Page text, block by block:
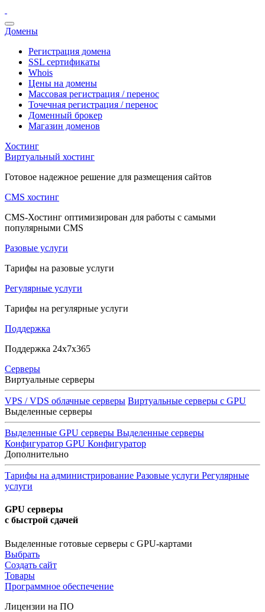
Домены
Регистрация домена
SSL сертификаты
Whois
Цены на домены
Массовая регистрация / перенос
Точечная регистрация / перенос
Доменный брокер
Магазин доменов
Хостинг
Виртуальный хостинг
Готовое надежное решение для размещения сайтов
CMS хостинг
CMS-Хостинг оптимизирован для работы с самыми
популярными CMS
Разовые услуги
Тарифы на разовые услуги
Регулярные услуги
Тарифы на регулярные услуги
Поддержка
Поддержка 24x7x365
Серверы
Виртуальные серверы
VPS / VDS облачные серверы Виртуальные серверы с GPU
Выделенные серверы
Выделенные GPU серверы Выделенные серверы
Конфигуратор GPU Конфигуратор
Дополнительно
Тарифы на администрирование Разовые услуги Регулярные
услуги
GPU серверы
с быстрой сдачей
Выделенные готовые серверы с GPU-картами
Выбрать
Создать сайт
Товары
Программное обеспечение
Лицензии на ПО